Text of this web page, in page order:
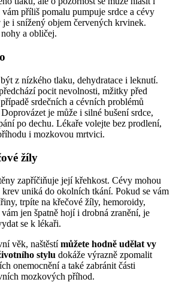
příliš pomalu pumpuje srdce a cévy
je i snížený objem červených krvinek.
a obličej.
z nízkého tlaku, dehydratace i leknutí.
pocit nevolnosti, mžitky před
srdečních a cévních problémů
je může i silné bušení srdce,
po dechu. Lékaře volejte bez prodlení,
i mozkovou mrtvici.
žíly
zapříčiňuje její křehkost. Cévy mohou
krev uniká do okolních tkání. Pokud se vám
trpíte na křečové žíly, hemoroidy,
jen špatně hojí i drobná zranění, je
se k lékaři.
věk, naštěstímůžete hodně udělat vy
stylu dokáže výrazně zpomalit
onemocnění a také zabránit části
mozkových příhod.